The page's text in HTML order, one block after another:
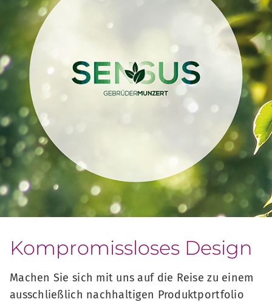
Kompromissloses Design
Machen Sie sich mit uns auf die Reise zu einem
ausschließlich nachhaltigen Produktportfolio